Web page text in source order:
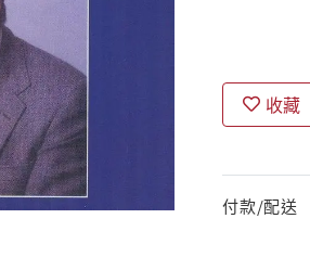
收藏
付款/配送